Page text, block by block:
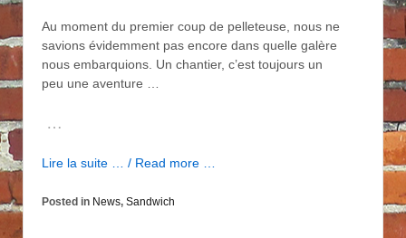
Au moment du premier coup de pelleteuse, nous ne
savions évidemment pas encore dans quelle galère
nous embarquions. Un chantier, c’est toujours un
peu une aventure …
…
Lire la suite … / Read more …
Posted in News, Sandwich